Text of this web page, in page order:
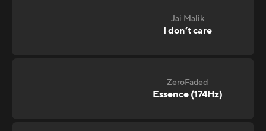
Jai Malik
I don‘t care
ZeroFaded
Essence (174Hz)